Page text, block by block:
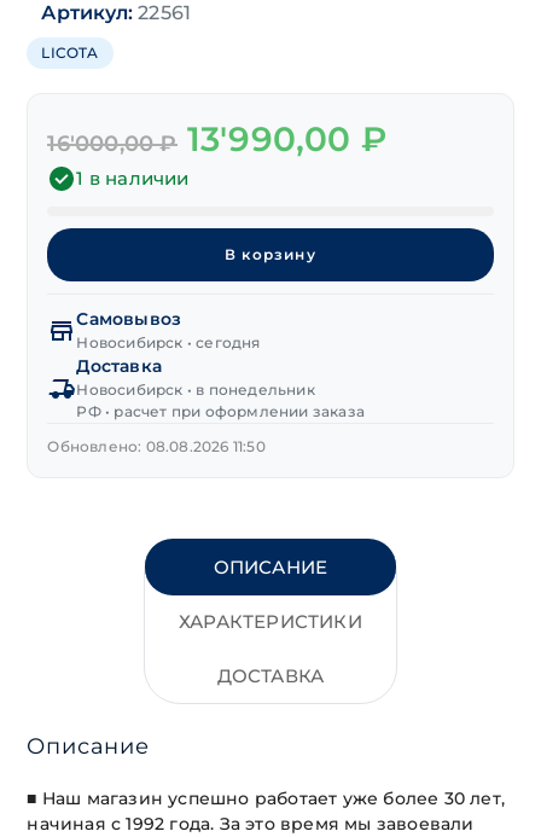
Артикул: 22561
LICOTA
16'000,00₽
Первоначальная
цена
составляла
13'990,00 ₽
1 в наличии
Набор
комбинированных
Cr-
V
"LICOTA"
1-
В корзину
Самовывоз
Новосибирск • сегодня
Доставка
Новосибирск • в понедельник
РФ • расчет при оформлении заказа
Обновлено: 08.08.2026 11:50
ОПИСАНИЕ
ХАРАКТЕРИСТИКИ
ДОСТАВКА
Описание
■ Наш магазин успешно работает уже более 30 лет,
начиная с 1992 года. За это время мы завоевали